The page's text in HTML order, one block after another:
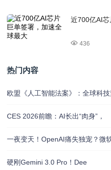
近700亿AI
436
热门内容
欧盟《人工智能法案》：全球科
CES 2026前瞻：AI长出“肉身”，
一夜变天！OpenAI痛失独宠？微
硬刚Gemini 3.0 Pro！Dee